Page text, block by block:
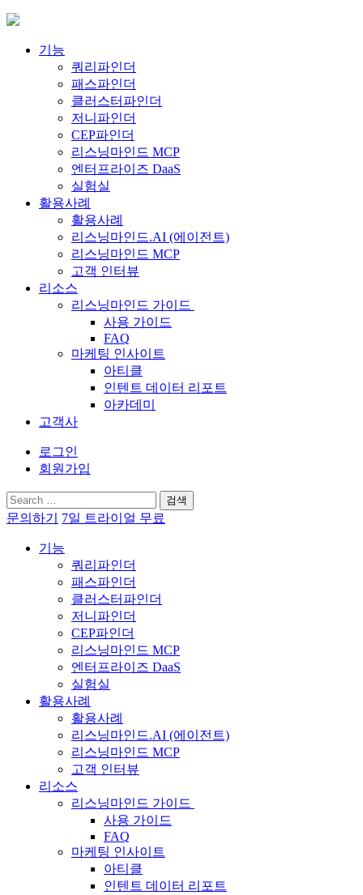
Skip
content기능
쿼리파인더
패스파인더
클러스터파인더
저니파인더
CEP파인더
리스닝마인드 MCP
엔터프라이즈 DaaS
실험실
활용사례
활용사례
리스닝마인드.AI (에이전트)
리스닝마인드 MCP
고객 인터뷰
리소스
리스닝마인드 가이드
사용 가이드
FAQ
마케팅 인사이트
아티클
인텐트 데이터 리포트
아카데미
고객사
로그인
회원가입
검
색:
문의하기 7일 트라이얼 무료
기능
쿼리파인더
패스파인더
클러스터파인더
저니파인더
CEP파인더
리스닝마인드 MCP
엔터프라이즈 DaaS
실험실
활용사례
활용사례
리스닝마인드.AI (에이전트)
리스닝마인드 MCP
고객 인터뷰
리소스
리스닝마인드 가이드
사용 가이드
FAQ
마케팅 인사이트
아티클
인텐트 데이터 리포트